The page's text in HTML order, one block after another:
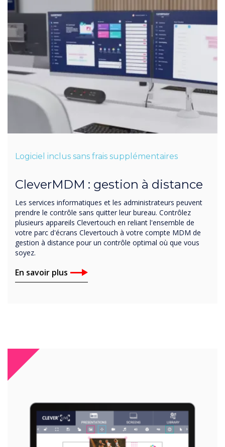
Logiciel inclus sans frais supplémentaires
CleverMDM : gestion à distance
Les services informatiques et les administrateurs peuvent
prendre le contrôle sans quitter leur bureau. Contrôlez
plusieurs appareils Clevertouch en reliant l'ensemble de
votre parc d'écrans Clevertouch à votre compte MDM de
gestion à distance pour un contrôle optimal où que vous
soyez.
En savoir plus